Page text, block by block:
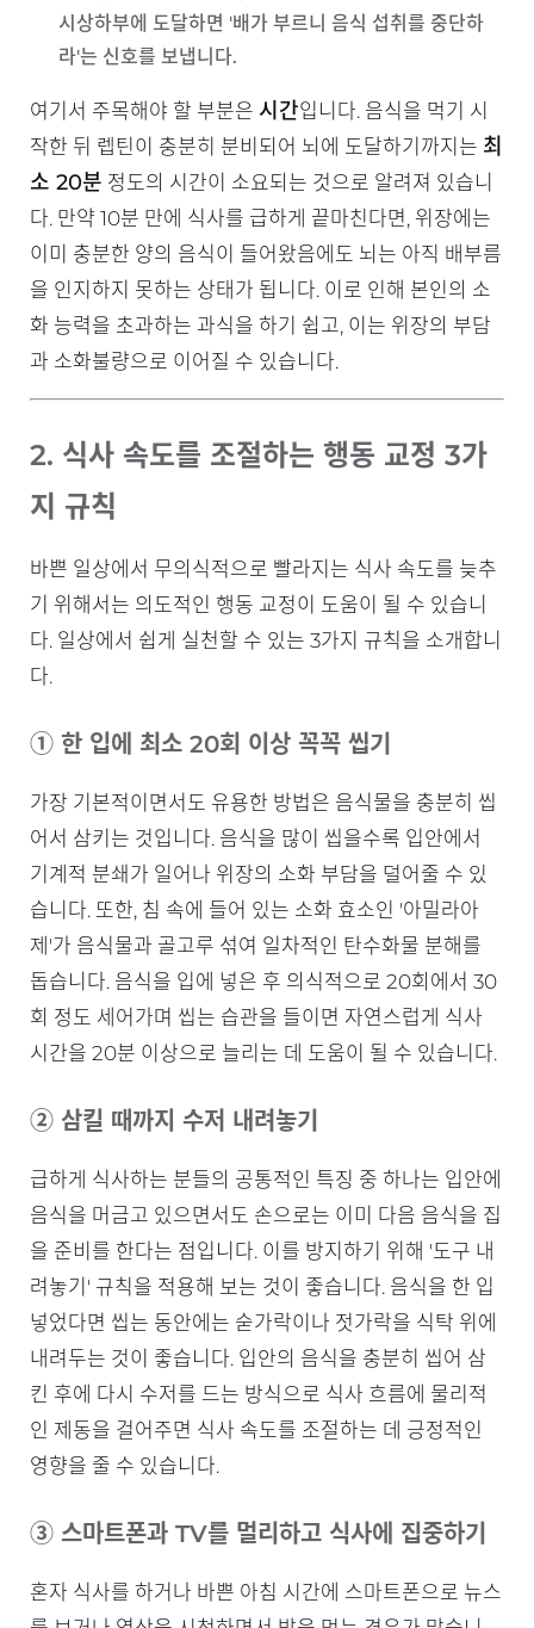
시상하부에 도달하면 '배가 부르니 음식 섭취를 중단하
라'는 신호를 보냅니다.
여기서 주목해야 할 부분은 시간입니다. 음식을 먹기 시
작한 뒤 렙틴이 충분히 분비되어 뇌에 도달하기까지는 최
소 20분 정도의 시간이 소요되는 것으로 알려져 있습니
다. 만약 10분 만에 식사를 급하게 끝마친다면, 위장에는
이미 충분한 양의 음식이 들어왔음에도 뇌는 아직 배부름
을 인지하지 못하는 상태가 됩니다. 이로 인해 본인의 소
화 능력을 초과하는 과식을 하기 쉽고, 이는 위장의 부담
과 소화불량으로 이어질 수 있습니다.
2. 식사 속도를 조절하는 행동 교정 3가
지 규칙
바쁜 일상에서 무의식적으로 빨라지는 식사 속도를 늦추
기 위해서는 의도적인 행동 교정이 도움이 될 수 있습니
다. 일상에서 쉽게 실천할 수 있는 3가지 규칙을 소개합니
다.
① 한 입에 최소 20회 이상 꼭꼭 씹기
가장 기본적이면서도 유용한 방법은 음식물을 충분히 씹
어서 삼키는 것입니다. 음식을 많이 씹을수록 입안에서
기계적 분쇄가 일어나 위장의 소화 부담을 덜어줄 수 있
습니다. 또한, 침 속에 들어 있는 소화 효소인 '아밀라아
제'가 음식물과 골고루 섞여 일차적인 탄수화물 분해를
돕습니다. 음식을 입에 넣은 후 의식적으로 20회에서 30
회 정도 세어가며 씹는 습관을 들이면 자연스럽게 식사
시간을 20분 이상으로 늘리는 데 도움이 될 수 있습니다.
② 삼킬 때까지 수저 내려놓기
급하게 식사하는 분들의 공통적인 특징 중 하나는 입안에
음식을 머금고 있으면서도 손으로는 이미 다음 음식을 집
을 준비를 한다는 점입니다. 이를 방지하기 위해 '도구 내
려놓기' 규칙을 적용해 보는 것이 좋습니다. 음식을 한 입
넣었다면 씹는 동안에는 숟가락이나 젓가락을 식탁 위에
내려두는 것이 좋습니다. 입안의 음식을 충분히 씹어 삼
킨 후에 다시 수저를 드는 방식으로 식사 흐름에 물리적
인 제동을 걸어주면 식사 속도를 조절하는 데 긍정적인
영향을 줄 수 있습니다.
③ 스마트폰과 TV를 멀리하고 식사에 집중하기
혼자 식사를 하거나 바쁜 아침 시간에 스마트폰으로 뉴스